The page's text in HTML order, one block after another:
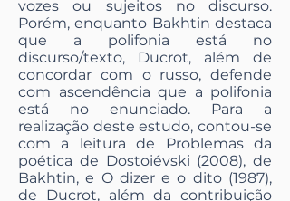
vozes ou sujeitos no discurso.
Porém, enquanto Bakhtin destaca
que a polifonia está no
discurso/texto, Ducrot, além de
concordar com o russo, defende
com ascendência que a polifonia
está no enunciado. Para a
realização deste estudo, contou-se
com a leitura de Problemas da
poética de Dostoiévski (2008), de
Bakhtin, e O dizer e o dito (1987),
de Ducrot, além da contribuição